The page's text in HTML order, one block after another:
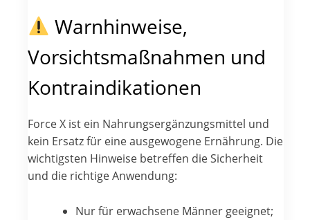
Warnhinweise,
Vorsichtsmaßnahmen und
Kontraindikationen
Force X ist ein Nahrungsergänzungsmittel und
kein Ersatz für eine ausgewogene Ernährung. Die
wichtigsten Hinweise betreffen die Sicherheit
und die richtige Anwendung:
Nur für erwachsene Männer geeignet;